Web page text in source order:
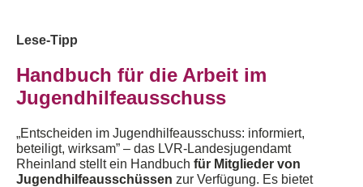
Lese-Tipp
Handbuch für die Arbeit im
Jugendhilfeausschuss
„Entscheiden im Jugendhilfeausschuss: informiert,
beteiligt, wirksam” – das LVR-Landesjugendamt
Rheinland stellt ein Handbuch für Mitglieder von
Jugendhilfeausschüssen zur Verfügung. Es bietet